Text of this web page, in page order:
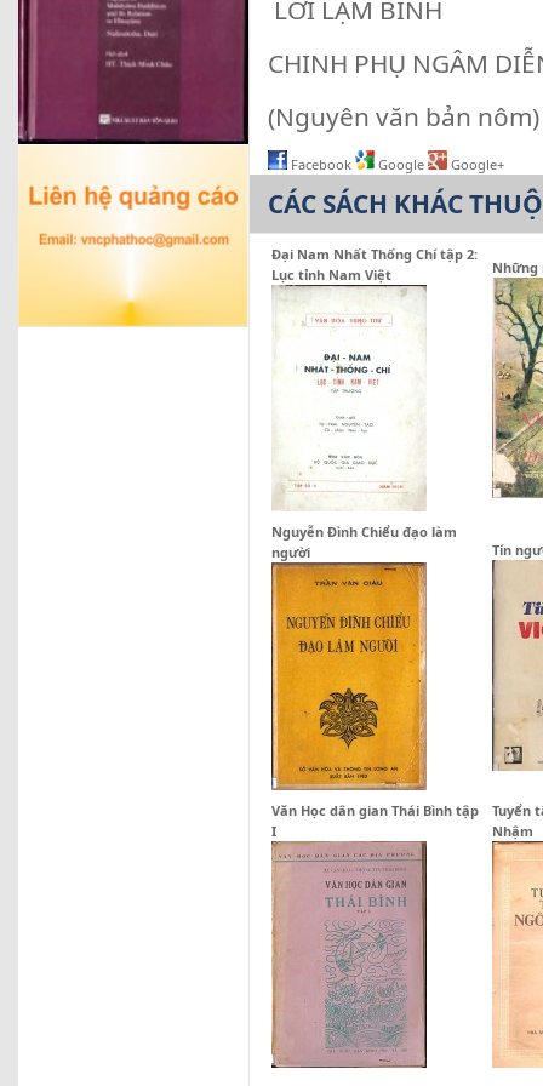
LỜI LẠM BÌNH
CHINH PHỤ NGÂM
(Nguyên văn bản nôm)
Facebook Google Google+
CÁC SÁCH KHÁC
Đại Nam Nhất Thống Chí tập 2:
Lục tỉnh Nam Việt
Những
Nguyễn Đình Chiểu đạo làm
người
Tín
Văn Học dân gian Thái Bình tập
I
Tuyển
Nhậm